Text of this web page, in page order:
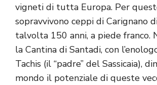
vigneti di tutta Europa. Per
sopravvivono ceppi di Carignano
talvolta 150 anni, a piede franco.
la Cantina di Santadi, con
Tachis (il “padre” del Sassicaia),
mondo il potenziale di queste